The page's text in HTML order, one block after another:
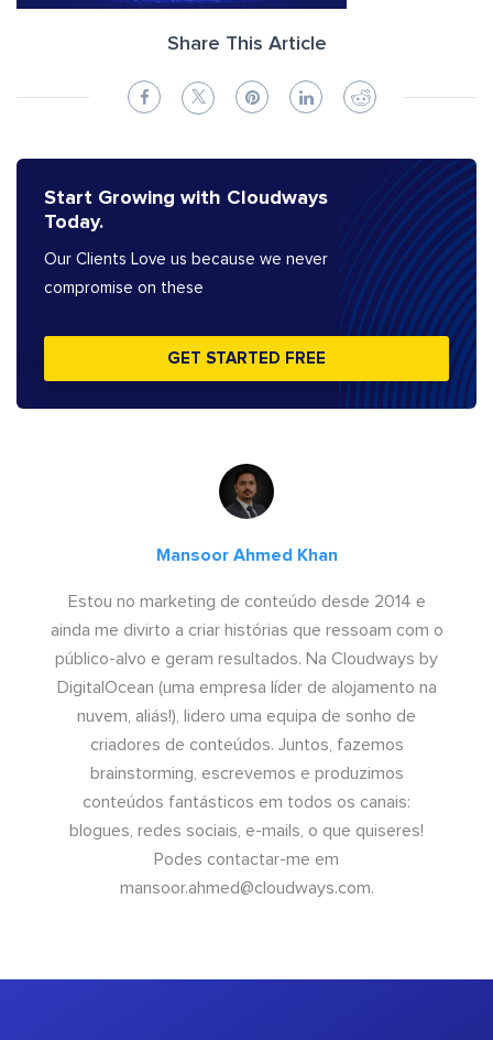
Share This Article
Start Growing with Cloudways
Today.
Our Clients Love us because we never
compromise on these
GET STARTED FREE
Mansoor Ahmed Khan
Estou no marketing de conteúdo desde 2014 e
ainda me divirto a criar histórias que ressoam com o
público-alvo e geram resultados. Na Cloudways by
DigitalOcean (uma empresa líder de alojamento na
nuvem, aliás!), lidero uma equipa de sonho de
criadores de conteúdos. Juntos, fazemos
brainstorming, escrevemos e produzimos
conteúdos fantásticos em todos os canais:
blogues, redes sociais, e-mails, o que quiseres!
Podes contactar-me em
mansoor.ahmed@cloudways.com.